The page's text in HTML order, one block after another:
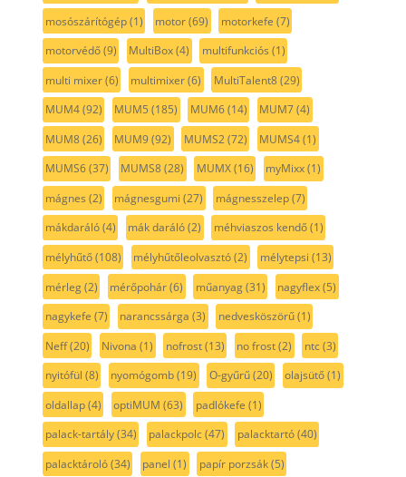
mosószárítógép(1) motor(69) motorkefe (7)
motorvédő(9) MultiBox(4) multifunkciós (1)
multi mixer(6) multimixer(6) MultiTalent8(29)
MUM4(92) MUM5 (185) MUM6(14) MUM7(4)
MUM8(26) MUM9(92) MUMS2(72) MUMS4(1)
MUMS6(37) MUMS8(28) MUMX(16) myMixx(1)
mágnes (2) mágnesgumi (27) mágnesszelep(7)
mákdaráló(4) mák daráló(2) méhviaszos kendő(1)
mélyhűtő(108) mélyhűtőleolvasztó(2) mélytepsi (13)
mérleg(2) mérőpohár(6) műanyag(31) nagyflex(5)
nagykefe (7) narancssárga (3) nedvesköszörű(1)
Neff(20) Nivona (1) nofrost(13) no frost(2) ntc(3)
nyitófül (8) nyomógomb(19) O-gyűrű(20) olajsütő(1)
oldallap(4) optiMUM (63) padlókefe (1)
palack-tartály(34) palackpolc(47) palacktartó(40)
palacktároló(34) panel (1) papír porzsák(5)